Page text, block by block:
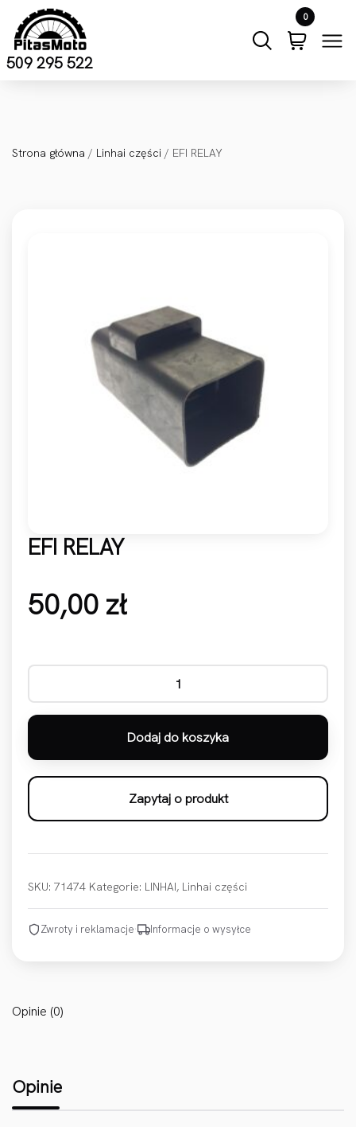
Przejdź do treści
509 295 522
0
Strona główna / Linhai części / EFI RELAY
EFI RELAY
50,00 zł
Dodaj do koszyka
Zapytaj o produkt
SKU: 71474 Kategorie: LINHAI, Linhai części
Zwroty i reklamacje· Informacje o wysyłce
Opinie (0)
Opinie